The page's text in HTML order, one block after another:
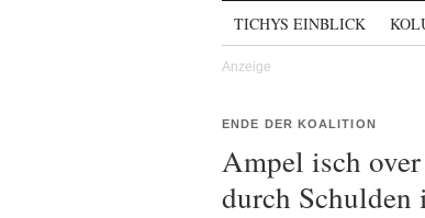
TICHYS EINBLICK
ENDE DER KOALITION
Ampel isch
durch Schulden